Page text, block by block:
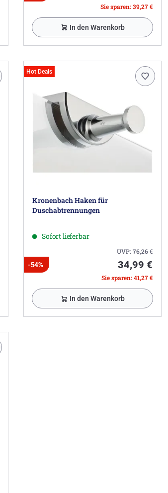
Sie sparen: 39,27 €
In den Warenkorb
Hot Deals
Kronenbach Haken für
Duschabtrennungen
Sofort lieferbar
UVP:76,26€
-54% 34,99 €
Sie sparen: 41,27 €
In den Warenkorb